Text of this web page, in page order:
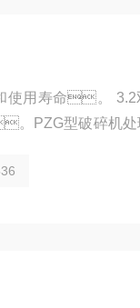
使用寿命。 3.2
PZG型破碎机处